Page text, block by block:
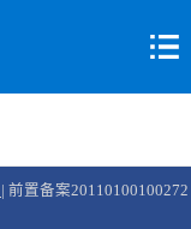
| 前置备案20110100100272